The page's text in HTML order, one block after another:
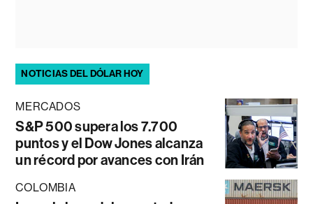
NOTICIAS DEL DÓLAR HOY
MERCADOS
S&P 500 supera los 7.700
puntos y el Dow Jones alcanza
un récord por avances con Irán
COLOMBIA